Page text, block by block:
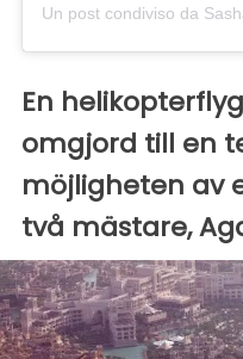
En
omgjord till en
möjligheten av
två mästare,